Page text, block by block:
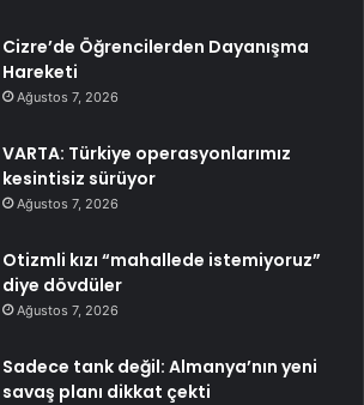
Cizre’de Öğrencilerden Dayanışma
Hareketi
Ağustos 7, 2026
VARTA: Türkiye operasyonlarımız
kesintisiz sürüyor
Ağustos 7, 2026
Otizmli kızı “mahallede istemiyoruz”
diye dövdüler
Ağustos 7, 2026
Sadece tank değil: Almanya’nın yeni
savaş planı dikkat çekti